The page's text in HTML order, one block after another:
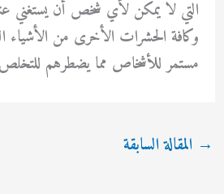
التي لا يمكن لأي شخص أن يستغني
وكافة الحشرات الأخرى من الأشياء
مستمر للأشخاص مما يضطرهم
→ المقالة السابقة